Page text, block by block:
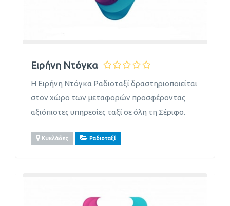
Ειρήνη Ντόγκα
Η Ειρήνη Ντόγκα Ραδιοταξί δραστηριοποιείται
στον χώρο των μεταφορών προσφέροντας
αξιόπιστες υπηρεσίες ταξί σε όλη τη Σέριφο.
Κυκλάδες Ραδιοταξί